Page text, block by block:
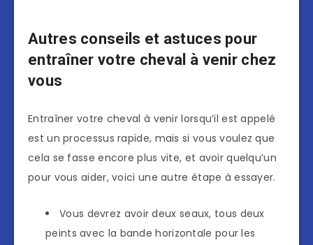
Autres conseils et astuces pour
entraîner votre cheval à venir chez
vous
Entraîner votre cheval à venir lorsqu’il est appelé
est un processus rapide, mais si vous voulez que
cela se fasse encore plus vite, et avoir quelqu’un
pour vous aider, voici une autre étape à essayer.
Vous devrez avoir deux seaux, tous deux
peints avec la bande horizontale pour les